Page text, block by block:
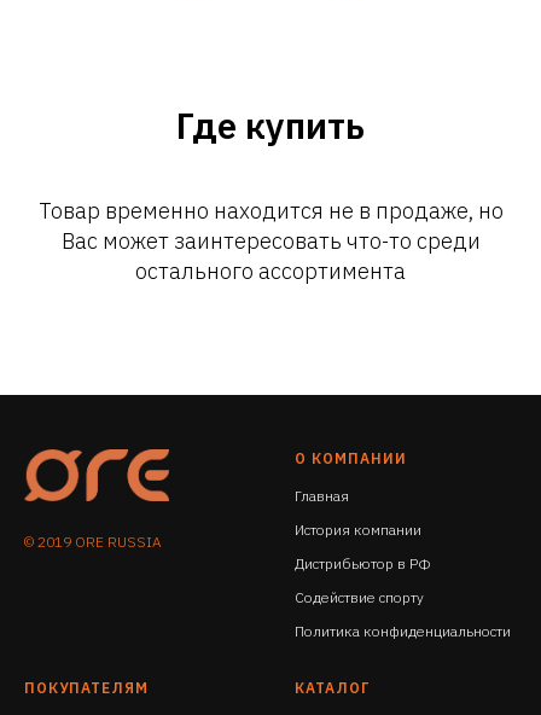
Где купить
Товар временно находится не в продаже, но
Вас может заинтересовать что-то среди
остального ассортимента
© 2019 ORE RUSSIA
О КОМПАНИИ
Главная
История компании
Дистрибьютор в РФ
Содействие спорту
Политика конфиденциальности
ПОКУПАТЕЛЯМ КАТАЛОГ